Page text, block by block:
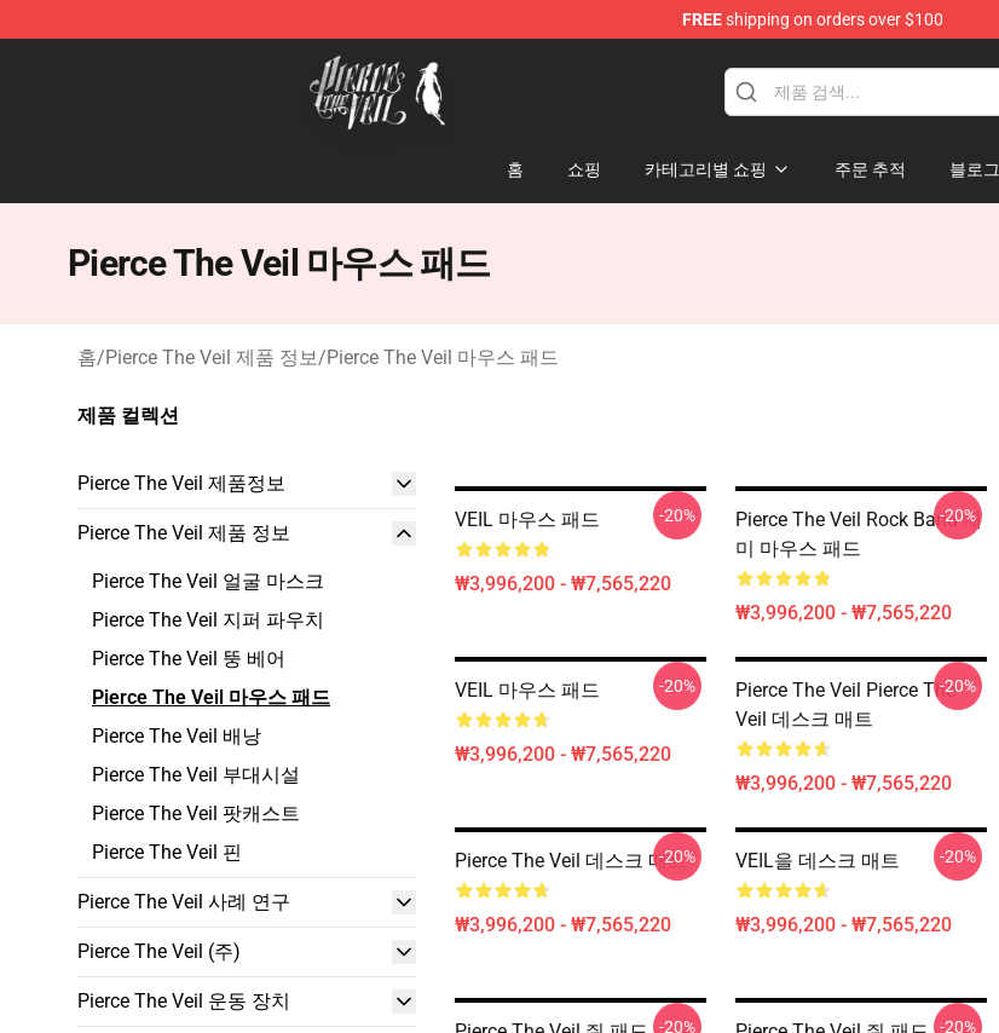
FREEshipping on orders over $100
Pierce The Veil Store - Official Pierce The Veil Merchandise Shop
홈 쇼핑 카테고리별 쇼핑 주문 추적 블로그
Pierce The Veil 마우스 패드
홈/Pierce The Veil 제품 정보/Pierce The Veil 마우스 패드
제품 컬렉션
Pierce The Veil 제품정보
Pierce The Veil 제품 정보
Pierce The Veil 얼굴 마스크
Pierce The Veil 지퍼 파우치
Pierce The Veil 뚱 베어
Pierce The Veil 마우스 패드
Pierce The Veil 배낭
Pierce The Veil 부대시설
Pierce The Veil 팟캐스트
Pierce The Veil 핀
Pierce The Veil 사례 연구
Pierce The Veil (주)
Pierce The Veil 운동 장치
VEIL 마우스 패드
₩3,996,200 - ₩7,565,220
-20%
Pierce The Veil Rock Band 재
미 마우스 패드
₩3,996,200 - ₩7,565,220
-20%
VEIL 마우스 패드
₩3,996,200 - ₩7,565,220
-20%
Pierce The Veil Pierce The
Veil 데스크 매트
₩3,996,200 - ₩7,565,220
-20%
Pierce The Veil 데스크 매트
₩3,996,200 - ₩7,565,220
-20% VEIL을 데스크 매트
₩3,996,200 - ₩7,565,220
-20%
-20% -20%